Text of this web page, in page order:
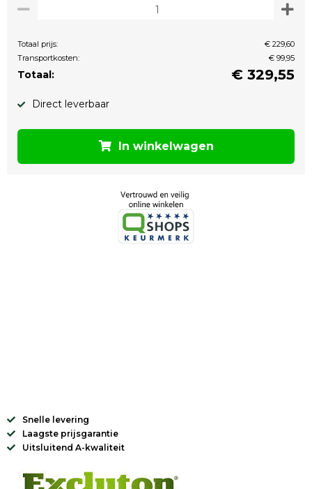
Totaal prijs:
€ 229,60
Transportkosten:
€ 99,95
Totaal: € 329,55
Direct leverbaar
In winkelwagen
Snelle levering
Laagste prijsgarantie
Uitsluitend A-kwaliteit